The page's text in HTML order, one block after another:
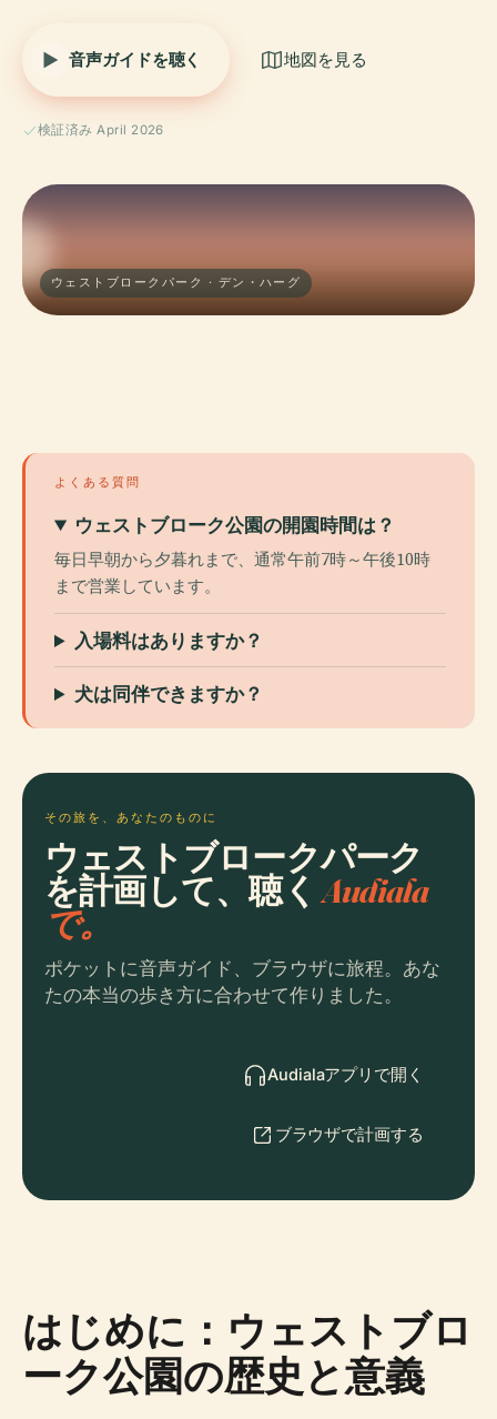
音声ガイドを聴く 地図を見る
検証済み April 2026
ウェストブロークパーク · デン・ハーグ
よくある質問
ウェストブローク公園の開園時間は？
毎日早朝から夕暮れまで、通常午前7時～午後10時
まで営業しています。
入場料はありますか？
犬は同伴できますか？
その旅を、あなたのものに
ウェストブロークパーク
を計画して、聴くAudiala
で。
ポケットに音声ガイド、ブラウザに旅程。あな
たの本当の歩き方に合わせて作りました。
Audialaアプリで開く
ブラウザで計画する
はじめに：ウェストブロ
ーク公園の歴史と意義